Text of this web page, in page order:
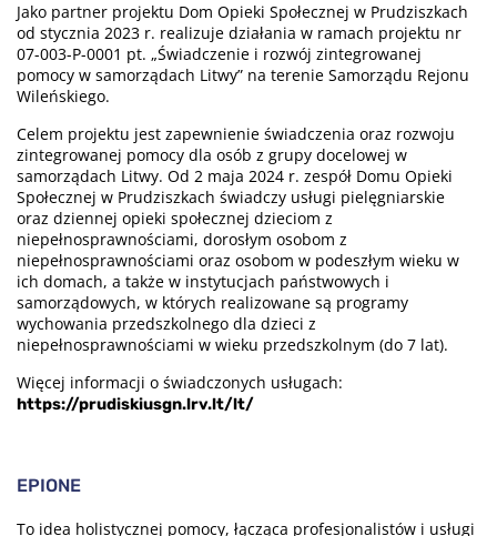
Jako partner projektu Dom Opieki Społecznej w Prudziszkach
od stycznia 2023 r. realizuje działania w ramach projektu nr
07-003-P-0001 pt. „Świadczenie i rozwój zintegrowanej
pomocy w samorządach Litwy” na terenie Samorządu Rejonu
Wileńskiego.
Celem projektu jest zapewnienie świadczenia oraz rozwoju
zintegrowanej pomocy dla osób z grupy docelowej w
samorządach Litwy. Od 2 maja 2024 r. zespół Domu Opieki
Społecznej w Prudziszkach świadczy usługi pielęgniarskie
oraz dziennej opieki społecznej dzieciom z
niepełnosprawnościami, dorosłym osobom z
niepełnosprawnościami oraz osobom w podeszłym wieku w
ich domach, a także w instytucjach państwowych i
samorządowych, w których realizowane są programy
wychowania przedszkolnego dla dzieci z
niepełnosprawnościami w wieku przedszkolnym (do 7 lat).
Więcej informacji o świadczonych usługach:
https://prudiskiusgn.lrv.lt/lt/
EPIONE
To idea holistycznej pomocy, łącząca profesjonalistów i usługi